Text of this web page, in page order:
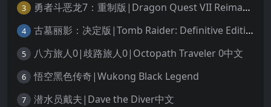
3 勇者斗恶龙7：重制版|Dragon Quest VII Reimagined中文
4 古墓丽影：决定版|Tomb Raider: Definitive Edition中文
5 八方旅人0|歧路旅人0|Octopath Traveler 0中文
6 悟空黑色传奇|Wukong Black Legend
7 潜水员戴夫|Dave the Diver中文